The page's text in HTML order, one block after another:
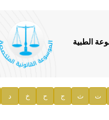
من موسوعة الآثار في سورية
الطبية
ت ث ج ح خ د